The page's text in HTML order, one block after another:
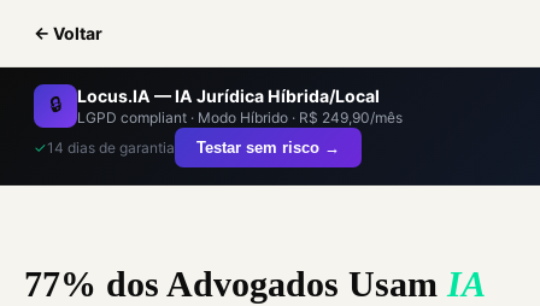
← Voltar
🔒 Locus.IA — IA Jurídica Híbrida/Local
LGPD compliant · Modo Híbrido · R$ 249,90/mês
✓14 dias de garantia Testar sem risco →
77% dos Advogados UsamIA